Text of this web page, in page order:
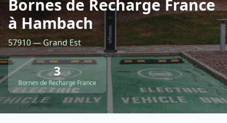
Retour à la liste des métiers
CGU-Confidentialité- Service proposé parViteUnDevis.com-Vous
Bornes de Recharge France
à Hambach
57910 — Grand Est
3
Bornes de Recharge France